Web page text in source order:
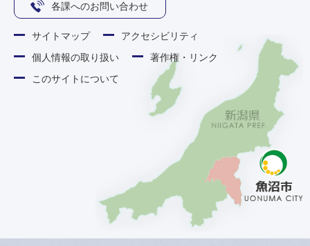
各課へのお問い合わせ
サイトマップ
アクセシビリティ
個人情報の取り扱い
著作権・リンク
このサイトについて